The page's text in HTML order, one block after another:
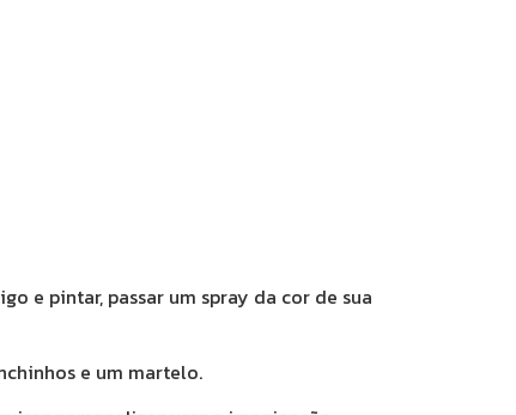
e pintar, passar um spray da cor de sua
e um martelo.